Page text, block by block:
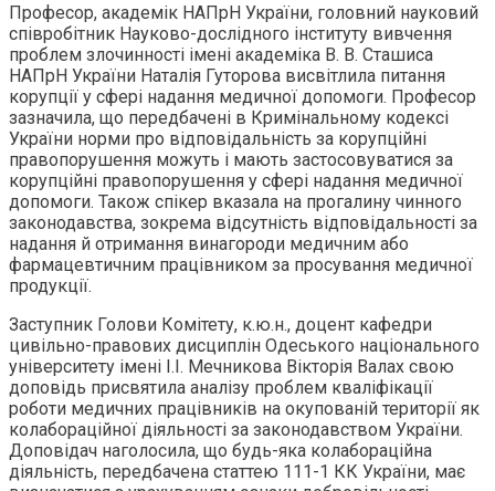
Професор, академік НАПрН України, головний науковий
співробітник Науково-дослідного інституту вивчення
проблем злочинності імені академіка В. В. Сташиса
НАПрН України Наталія Гуторова висвітлила питання
корупції у сфері надання медичної допомоги. Професор
зазначила, що передбачені в Кримінальному кодексі
України норми про відповідальність за корупційні
правопорушення можуть і мають застосовуватися за
корупційні правопорушення у сфері надання медичної
допомоги. Також спікер вказала на прогалину чинного
законодавства, зокрема відсутність відповідальності за
надання й отримання винагороди медичним або
фармацевтичним працівником за просування медичної
продукції.
Заступник Голови Комітету, к.ю.н., доцент кафедри
цивільно-правових дисциплін Одеського національного
університету імені І.І. Мечникова Вікторія Валах свою
доповідь присвятила аналізу проблем кваліфікації
роботи медичних працівників на окупованій території як
колабораційної діяльності за законодавством України.
Доповідач наголосила, що будь-яка колабораційна
діяльність, передбачена статтею 111-1 КК України, має